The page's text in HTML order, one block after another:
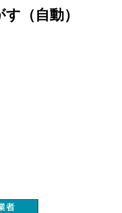
（自動）